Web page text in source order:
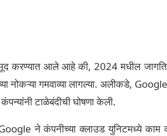
करण्यात आले आहे की, 2024 मधील जागतिक
नोकऱ्या गमवाव्या लागल्या. अलीकडे,
टाळेबंदीची घोषणा केली.
ने कंपनीच्या क्लाउड युनिटमध्ये काम